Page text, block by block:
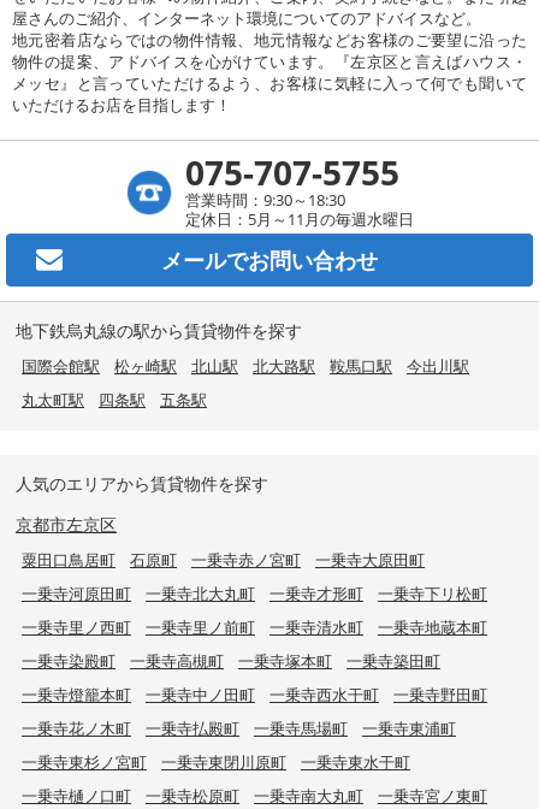
屋さんのご紹介、インターネット環境についてのアドバイスなど。
地元密着店ならではの物件情報、地元情報などお客様のご要望に沿った
物件の提案、アドバイスを心がけています。『左京区と言えばハウス・
メッセ』と言っていただけるよう、お客様に気軽に入って何でも聞いて
いただけるお店を目指します！
075-707-5755
営業時間：9:30～18:30
定休日：5月～11月の毎週水曜日
メールでお問い合わせ
地下鉄烏丸線の駅から賃貸物件を探す
国際会館駅 松ヶ崎駅 北山駅 北大路駅 鞍馬口駅
今出川駅
丸太町駅
四条駅 五条駅
人気のエリアから賃貸物件を探す
京都市左京区
粟田口鳥居町 石原町 一乗寺赤ノ宮町
一乗寺大原田町
一乗寺河原田町
一乗寺北大丸町 一乗寺才形町
一乗寺下リ松町
一乗寺里ノ西町
一乗寺里ノ前町 一乗寺清水町
一乗寺地蔵本町
一乗寺染殿町
一乗寺高槻町 一乗寺塚本町
一乗寺築田町
一乗寺燈籠本町
一乗寺中ノ田町 一乗寺西水干町
一乗寺野田町
一乗寺花ノ木町
一乗寺払殿町 一乗寺馬場町
一乗寺東浦町
一乗寺東杉ノ宮町
一乗寺東閉川原町
一乗寺東水干町
一乗寺樋ノ口町
一乗寺松原町 一乗寺南大丸町
一乗寺宮ノ東町